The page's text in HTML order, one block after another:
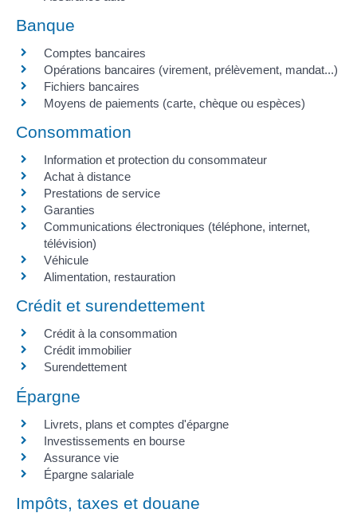
Banque
Comptes bancaires
Opérations bancaires (virement, prélèvement, mandat...)
Fichiers bancaires
Moyens de paiements (carte, chèque ou espèces)
Consommation
Information et protection du consommateur
Achat à distance
Prestations de service
Garanties
Communications électroniques (téléphone, internet,
télévision)
Véhicule
Alimentation, restauration
Crédit et surendettement
Crédit à la consommation
Crédit immobilier
Surendettement
Épargne
Livrets, plans et comptes d'épargne
Investissements en bourse
Assurance vie
Épargne salariale
Impôts, taxes et douane